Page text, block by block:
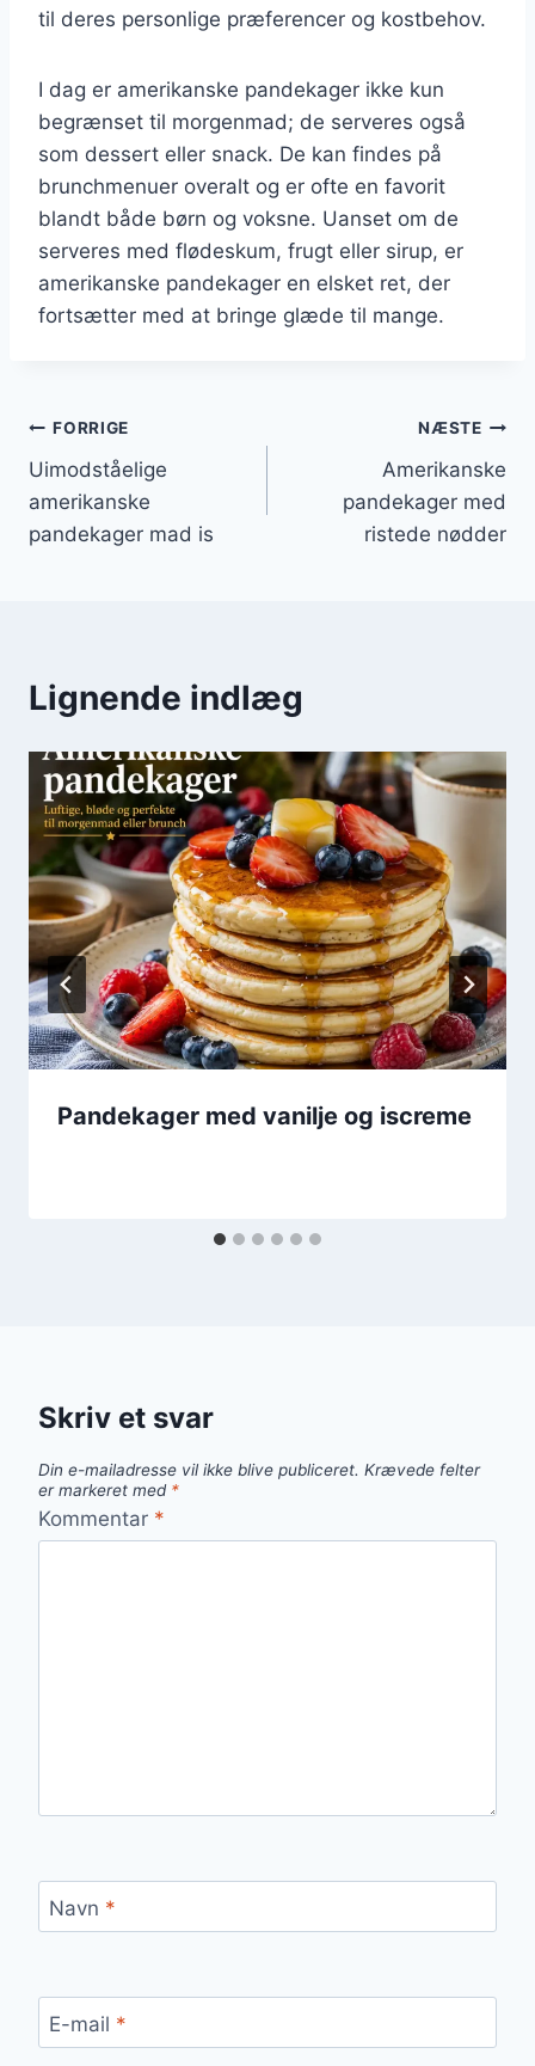
til deres personlige præferencer og kostbehov.
I dag er amerikanske pandekager ikke kun
begrænset til morgenmad; de serveres også
som dessert eller snack. De kan findes på
brunchmenuer overalt og er ofte en favorit
blandt både børn og voksne. Uanset om de
serveres med flødeskum, frugt eller sirup, er
amerikanske pandekager en elsket ret, der
fortsætter med at bringe glæde til mange.
Indlægsnavigation
FORRIGE
Uimodståelige
amerikanske
pandekager mad is
NÆSTE
Amerikanske
pandekager med
ristede nødder
Lignende indlæg
Pandekager med vanilje og iscreme
Skriv et svar
Din e-mailadresse vil ikke blive publiceret. Krævede felter
er markeret med *
Kommentar *
Navn *
E-mail *